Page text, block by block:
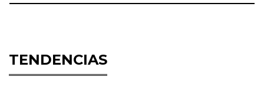
TENDENCIAS